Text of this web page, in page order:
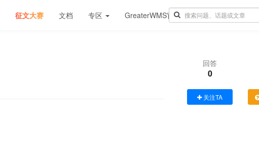
征文大赛 文档 专区 GreaterWMS官网
回答
0
关注TA